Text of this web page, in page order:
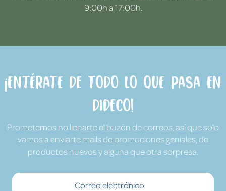
9:00h a 17:00h.
¡Entérate de todo lo que pasa en
Dideco!
Prometemos no llenarte el buzón de correos, así que solo
vamos a enviarte mails de promociones geniales, de
productos nuevos y alguna que otra sorpresa.